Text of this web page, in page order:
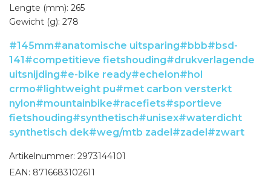
Lengte (mm): 265
Gewicht (g): 278
#145mm#anatomische uitsparing#bbb#bsd-
141#competitieve fietshouding#drukverlagende
uitsnijding#e-bike ready#echelon#hol
crmo#lightweight pu#met carbon versterkt
nylon#mountainbike#racefiets#sportieve
fietshouding#synthetisch#unisex#waterdicht
synthetisch dek#weg/mtb zadel#zadel#zwart
Artikelnummer: 2973144101
EAN: 8716683102611